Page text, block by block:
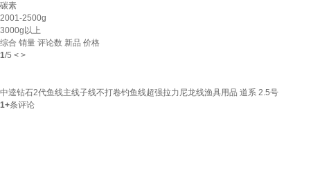
碳素
2001-2500g
3000g以上
综合 销量 评论数 新品 价格
1/5 < >
中逵钻石2代鱼线主线子线不打卷钓鱼线超强拉力尼龙线渔具用品 道系 2.5号
1+条评论